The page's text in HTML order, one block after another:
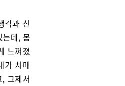
각과 신
는데, 몸
느껴졌
가 치매
그제서